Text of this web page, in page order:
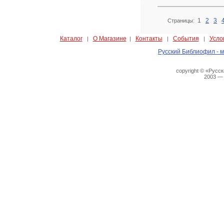
Страницы: 1 2 3
Каталог| О Магазине | Контакты | События |
Русский Библиофил -
copyright ©
2003 —